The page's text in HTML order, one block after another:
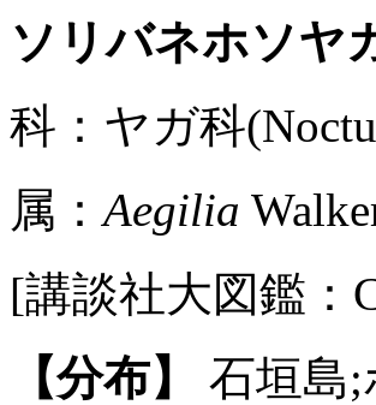
ソリバネホソヤ
科：ヤガ科
属：Aegilia
[講談社大図鑑：
【分布】
石垣島